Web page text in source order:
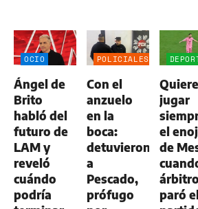
OCIO
Ángel de
Brito
habló del
futuro de
LAM y
reveló
cuándo
podría
POLICIALES
Con el
anzuelo
en la
boca:
detuvieron
a
Pescado,
prófugo
Quiere
jugar
el
de
árbitro
paró